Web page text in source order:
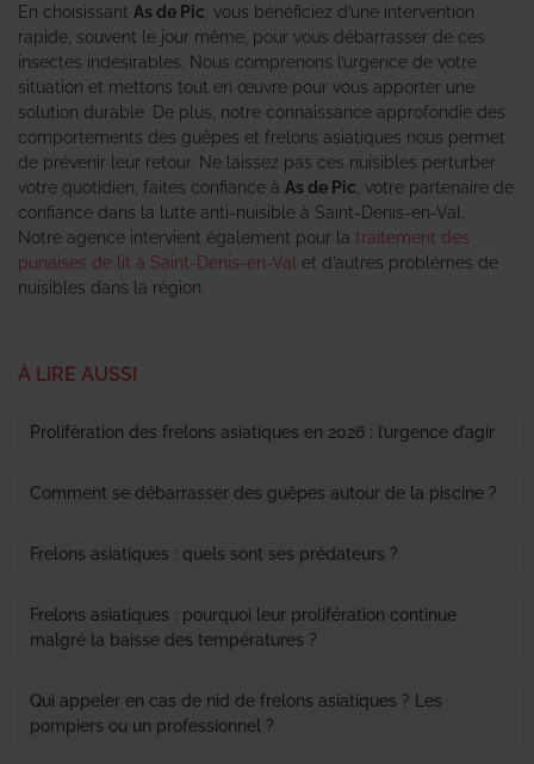
En choisissant As de Pic , vous bénéficiez d’une intervention
rapide, souvent le jour même, pour vous débarrasser de ces
insectes indésirables. Nous comprenons l’urgence de votre
situation et mettons tout en œuvre pour vous apporter une
solution durable. De plus, notre connaissance approfondie des
comportements des guêpes et frelons asiatiques nous permet
de prévenir leur retour. Ne laissez pas ces nuisibles perturber
votre quotidien, faites confiance à As de Pic , votre partenaire de
confiance dans la lutte anti-nuisible à Saint-Denis-en-Val.
Notre agence intervient également pour la traitement des
punaises de lit à Saint-Denis-en-Val
et d’autres problèmes de
nuisibles dans la région.
À LIRE AUSSI
Prolifération des frelons asiatiques en 2026 : l’urgence d’agir
Comment se débarrasser des guêpes autour de la piscine ?
Frelons asiatiques : quels sont ses prédateurs ?
Frelons asiatiques : pourquoi leur prolifération continue
malgré la baisse des températures ?
Qui appeler en cas de nid de frelons asiatiques ? Les
pompiers ou un professionnel ?